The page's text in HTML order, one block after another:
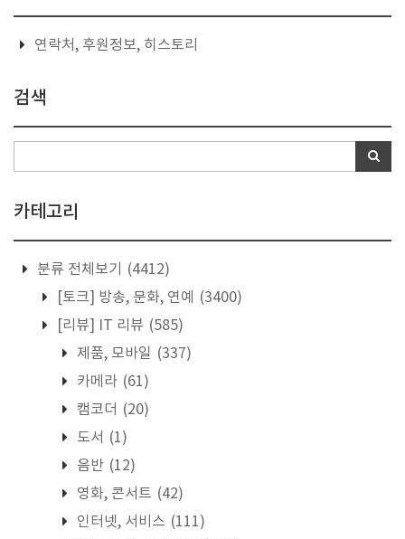
연락처, 후원정보, 히스토리
검색
카테고리
분류 전체보기
(4412)
[토크] 방송, 문화, 연예
(3400)
[리뷰] IT 리뷰 (585)
제품, 모바일 (337)
카메라 (61)
캠코더 (20)
도서 (1)
음반 (12)
영화, 콘서트 (42)
인터넷, 서비스 (111)